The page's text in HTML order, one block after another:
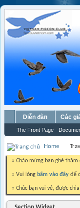
The Front Page
Diễn đàn Các
Home
» Chào mừng bạn ghé
» Vui lòng bấm vào đây để
» Chúc bạn vui vẻ, được